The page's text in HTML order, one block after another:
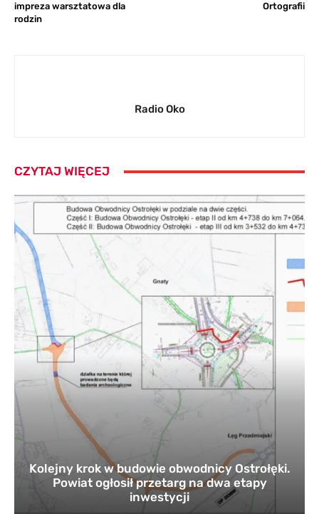
impreza warsztatowa dla
rodzin
Ortografii
Radio Oko
CZYTAJ WIĘCEJ
Kolejny krok w budowie obwodnicy Ostrołęki.
Powiat ogłosił przetarg na dwa etapy
inwestycji